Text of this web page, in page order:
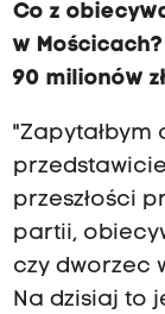
Co z
w Mościcach?
90 milionów
przeszłości
partii,
czy dworzec
Na dzisiaj to